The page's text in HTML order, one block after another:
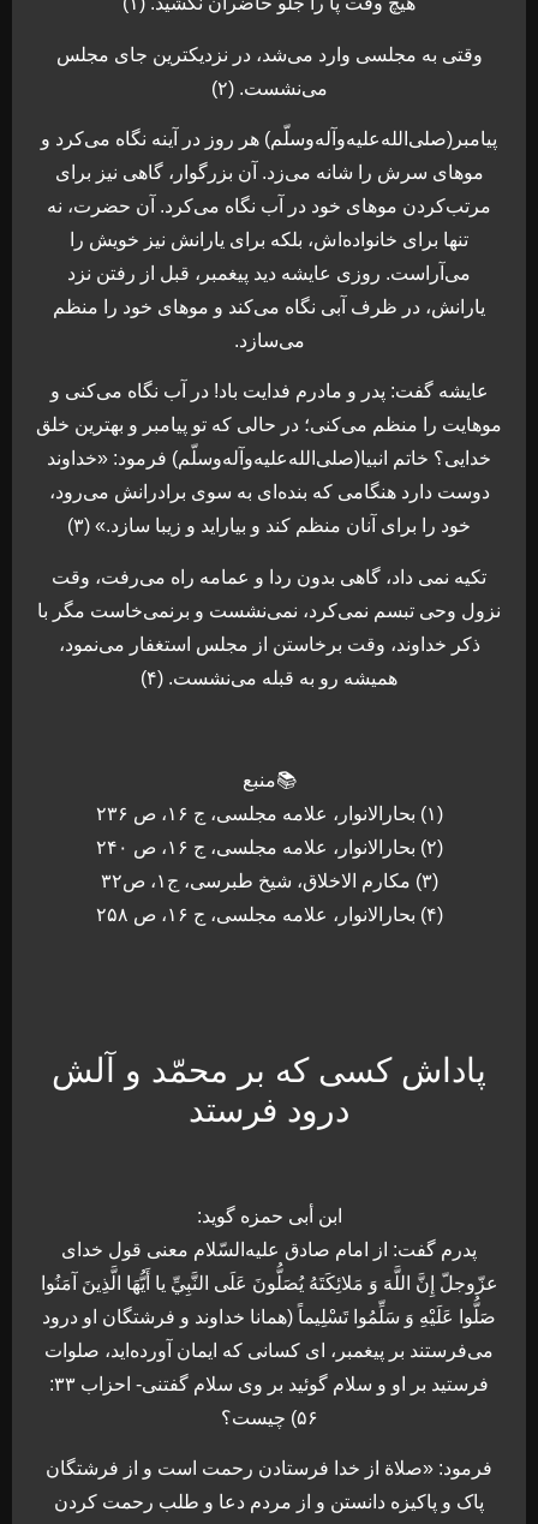
وقتی به مجلسی وارد می‌شد، در نزدیکترین جای مجلس
می‌نشست. (۲)
پیامبر(صلی‌الله‌علیه‌و‌آله‌وسلّم) هر روز در آینه نگاه می‌کرد و
موهای سرش را شانه می‌زد. آن‌ بزرگوار، گاهی نیز برای
مرتب‌کردن موهای خود در آب نگاه می‌کرد. آن حضرت، نه
تنها برای خانواده‌اش‌، بلکه برای یارانش نیز خویش را
می‌آراست. روزی عایشه دید پیغمبر، قبل از رفتن نزد
یارانش، در ظرف آبی نگاه می‌کند و موهای خود را منظم
می‌سازد.
عایشه گفت: پدر و مادرم فدایت باد! در آب نگاه می‌کنی و
موهایت را منظم می‌کنی؛ در حالی که تو پیامبر و بهترین خلق
خدایی؟ خاتم انبیا(صلی‌الله‌علیه‌و‌آله‌وسلّم) فرمود: «خداوند
دوست دارد هنگامی که بنده‌ای به سوی برادرانش می‌رود،
خود را برای آنان منظم کند و بیاراید و زیبا سازد.» (۳)
تکیه نمی داد، گاهی بدون ردا و عمامه راه می‌رفت، وقت
نزول وحی تبسم نمی‌کرد، نمی‌نشست و برنمی‌خاست مگر با
ذکر خداوند، وقت برخاستن از مجلس استغفار می‌نمود،
همیشه رو به قبله می‌نشست. (۴)
📚منبع
(۱) بحارالانوار، علامه مجلسی، ج ۱۶، ص ۲۳۶
(۲) بحارالانوار، علامه مجلسی، ج ۱۶، ص ۲۴۰
(۳) مکارم الاخلاق، شیخ طبرسی، ج۱، ص۳۲
(۴) بحارالانوار، علامه مجلسی، ج ۱۶، ص ۲۵۸
پاداش كسى كه بر محمّد و آلش
درود فرستد
ابن أبى حمزه گويد:
پدرم گفت: از امام صادق عليه‌السّلام معنى قول خداى
عزّوجلّ إِنَّ اللَّهَ وَ مَلائِكَتَهُ يُصَلُّونَ عَلَى النَّبِيِّ يا أَيُّهَا الَّذِينَ آمَنُوا
صَلُّوا عَلَيْهِ وَ سَلِّمُوا تَسْلِيماً (همانا خداوند و فرشتگان او درود
مى‌فرستند بر پيغمبر، اى كسانى كه ايمان آورده‌ايد، صلوات
فرستيد بر او و سلام گوئيد بر وى سلام گفتنى- احزاب ۳۳:
۵۶) چيست؟
فرمود: «صلاة از خدا فرستادن رحمت است و از فرشتگان
پاک و پاكيزه دانستن و از مردم دعا و طلب رحمت كردن